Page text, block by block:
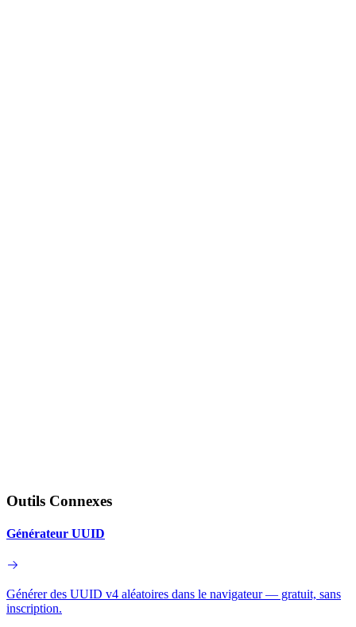
Outils Connexes
Générateur UUID
Générer des UUID v4 aléatoires dans le navigateur — gratuit, sans
inscription.